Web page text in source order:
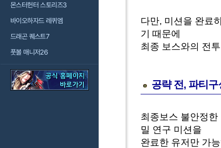
몬스터헌터 스토리즈3
바이오하자드 레퀴엠
드래곤 퀘스트7
풋볼 매니저26
다만, 미션을 완료
기 때문에
최종 보스와의 전
공략 전, 파티구
최종보스 불안정
밀 연구 미션을
완료한 유저만 가